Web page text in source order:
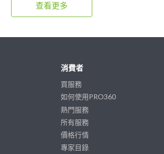
查看更多
消費者
買服務
如何使用PRO360
熱門服務
所有服務
價格行情
專家目錄